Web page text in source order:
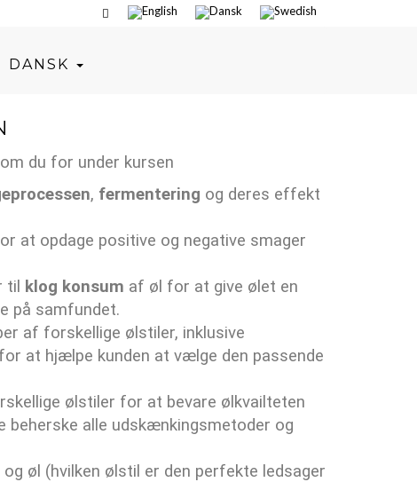
DANSK
du for under kursen
, fermentering og deres effekt
at opdage positive og negative smager
til klog konsum af øl for at give ølet en
på samfundet.
af forskellige ølstiler, inklusive
at hjælpe kunden at vælge den passende
ølstiler for at bevare ølkvailteten
beherske alle udskænkingsmetoder og
øl (hvilken ølstil er den perfekte ledsager